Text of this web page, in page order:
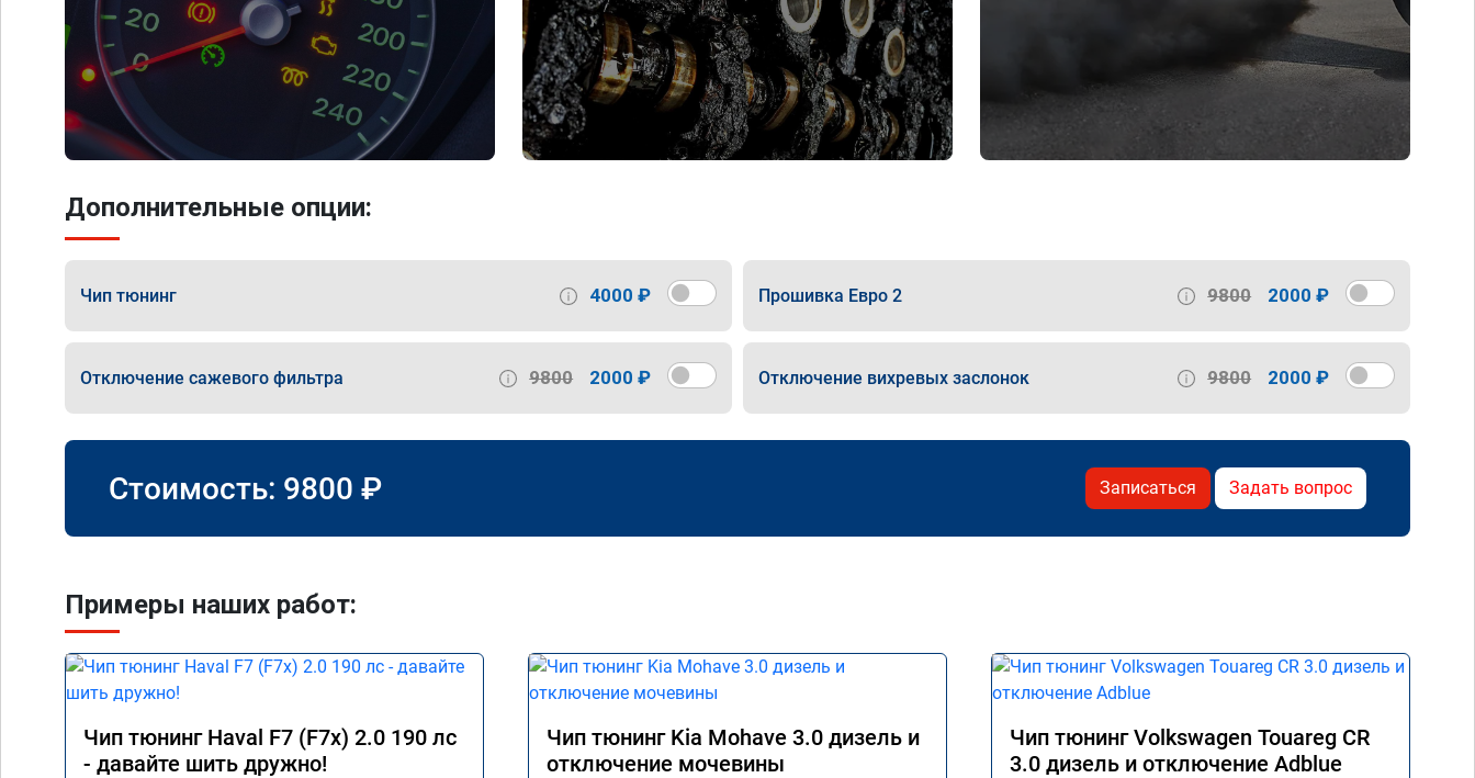
Дополнительные опции:
Чип тюнинг 4000 ₽ Прошивка Евро 2 9800 2000 ₽
Отключение сажевого фильтра 9800 2000 ₽ Отключение вихревых заслонок 9800 2000 ₽
Стоимость: 9800 ₽ Записаться Задать вопрос
Примеры наших работ:
Чип тюнинг Haval F7 (F7x) 2.0 190 лс
- давайте шить дружно!
Чип тюнинг Kia Mohave 3.0 дизель и
отключение мочевины
Чип тюнинг Volkswagen Touareg CR
3.0 дизель и отключение Adblue